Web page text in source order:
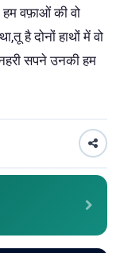
वफ़ाओं की वो
है दोनों हाथों में वो
सपने उनकी हम